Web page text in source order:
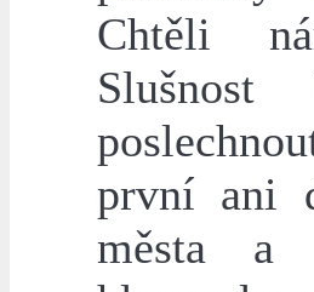
Chtěli
první ani
města a